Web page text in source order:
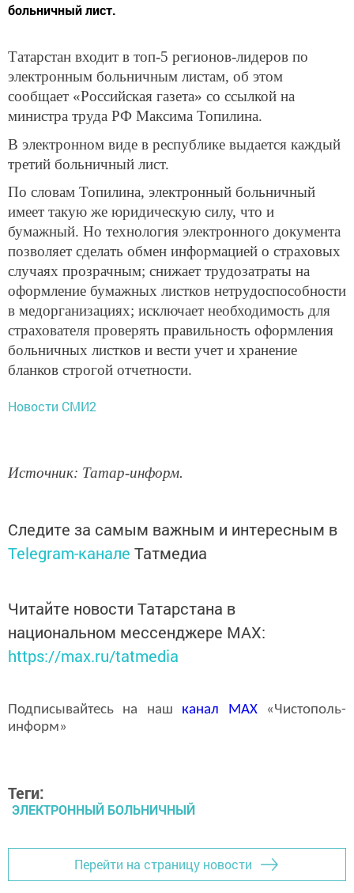
больничный лист.
Татарстан входит в топ-5 регионов-лидеров по
электронным больничным листам, об этом
сообщает «Российская газета» со ссылкой на
министра труда РФ Максима Топилина.
В электронном виде в республике выдается каждый
третий больничный лист.
По словам Топилина, электронный больничный
имеет такую же юридическую силу, что и
бумажный. Но технология электронного документа
позволяет сделать обмен информацией о страховых
случаях прозрачным; снижает трудозатраты на
оформление бумажных листков нетрудоспособности
в медорганизациях; исключает необходимость для
страхователя проверять правильность оформления
больничных листков и вести учет и хранение
бланков строгой отчетности.
Новости СМИ2
Источник: Татар-информ.
Следите за самым важным и интересным в
Telegram-канале Татмедиа
Читайте новости Татарстана в
национальном мессенджере MАХ:
https://max.ru/tatmedia
Подписывайтесь на наш канал MAX«Чистополь-
информ»
Теги:
ЭЛЕКТРОННЫЙ БОЛЬНИЧНЫЙ
Перейти на страницу новости